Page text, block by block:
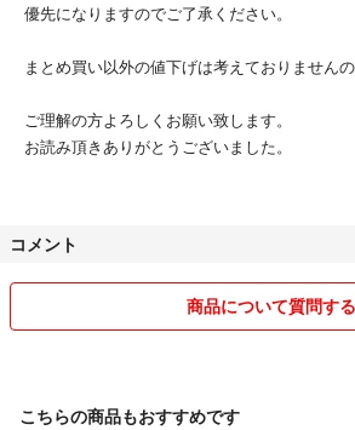
優先になりますのでご了承ください。
まとめ買い以外の値下げは考えておりませんの
ご理解の方よろしくお願い致します。
お読み頂きありがとうございました。
コメント
商品について質問する
こちらの商品もおすすめです